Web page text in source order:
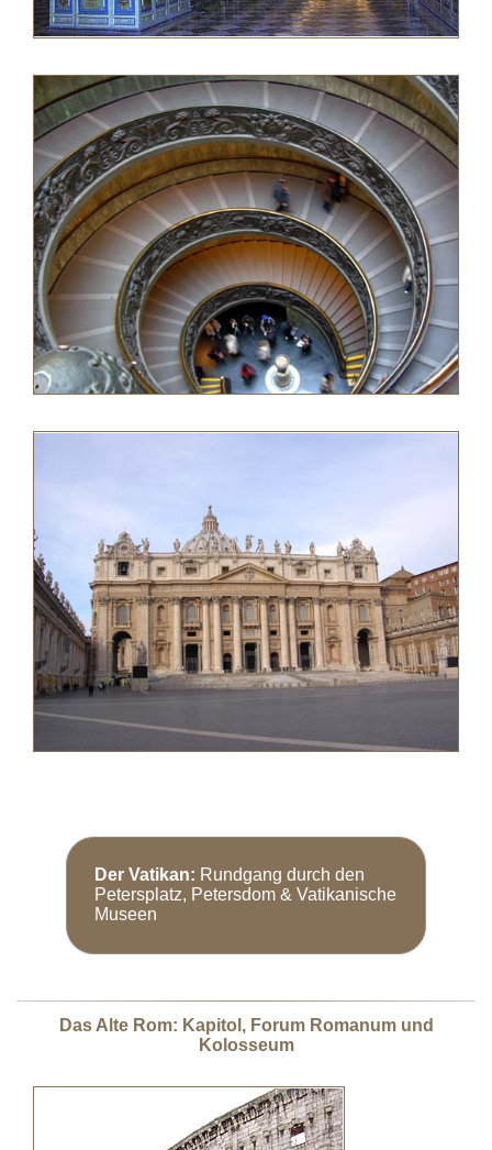
Der Vatikan: Rundgang durch den
Petersplatz, Petersdom & Vatikanische
Museen
Das Alte Rom: Kapitol, Forum Romanum und
Kolosseum